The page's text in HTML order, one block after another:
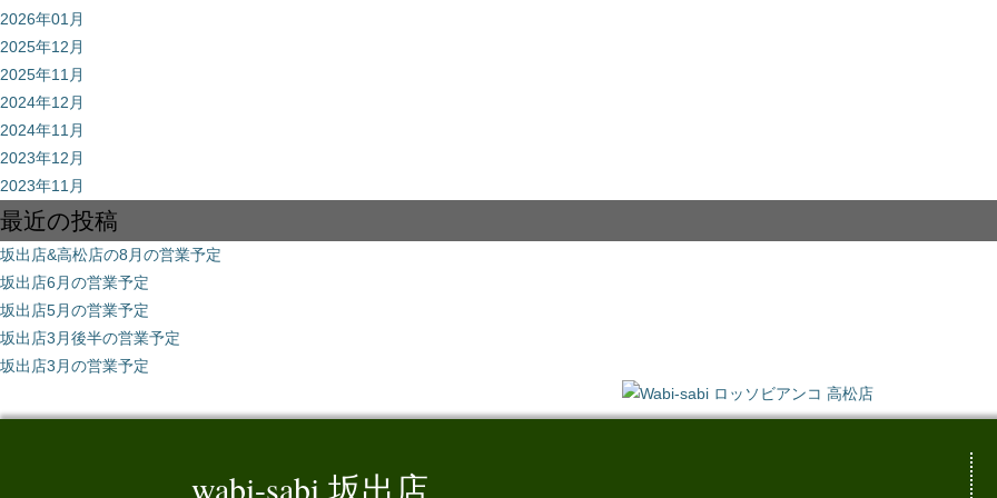
2026年01月
2025年12月
2025年11月
2024年12月
2024年11月
2023年12月
2023年11月
最近の投稿
坂出店&高松店の8月の営業予定
坂出店6月の営業予定
坂出店5月の営業予定
坂出店3月後半の営業予定
坂出店3月の営業予定
wabi-sabi 坂出店